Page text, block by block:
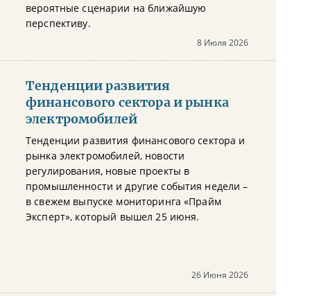
вероятные сценарии на ближайшую
перспективу.
8 Июля 2026
Тенденции развития
финансового сектора и рынка
электромобилей
Тенденции развития финансового сектора и
рынка электромобилей, новости
регулирования, новые проекты в
промышленности и другие события недели –
в свежем выпуске мониторинга «Прайм
Эксперт», который вышел 25 июня.
26 Июня 2026